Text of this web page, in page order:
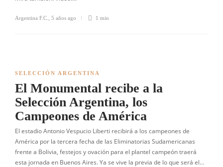
Argentina F.C. 5 años ago 1 min
SELECCIÓN ARGENTINA
El Monumental recibe a la
Selección Argentina, los
Campeones de América
El estadio Antonio Vespucio Liberti recibirá a los campeones de
América por la tercera fecha de las Eliminatorias Sudamericanas
frente a Bolivia, festejos y ovación para el plantel campeón traerá
esta jornada en Buenos Aires. Ya se vive la previa de lo que será el…